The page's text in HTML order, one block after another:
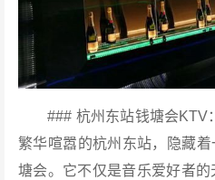
### 杭州东站钱塘会KTV
繁华喧嚣的杭州东站，隐藏
塘会。它不仅是音乐爱好者